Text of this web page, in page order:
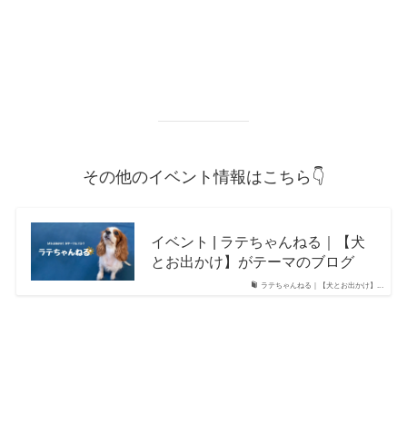
その他のイベント情報はこちら👇
ラテちゃんねる｜【犬とお出かけ】...
イベント | ラテちゃんねる｜【犬
とお出かけ】がテーマのブログ